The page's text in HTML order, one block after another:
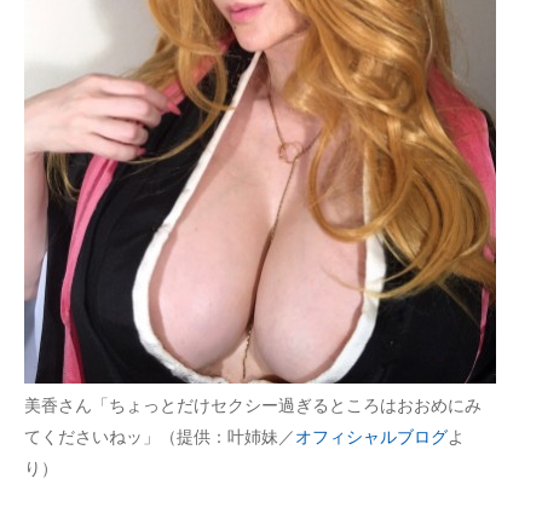
美香さん「ちょっとだけセクシー過ぎるところはおおめにみ
てくださいねッ」（提供：叶姉妹／オフィシャルブログよ
り）